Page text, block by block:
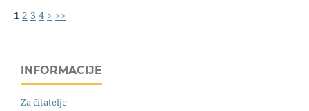
1 2 3 4 > >>
INFORMACIJE
Za čitatelje